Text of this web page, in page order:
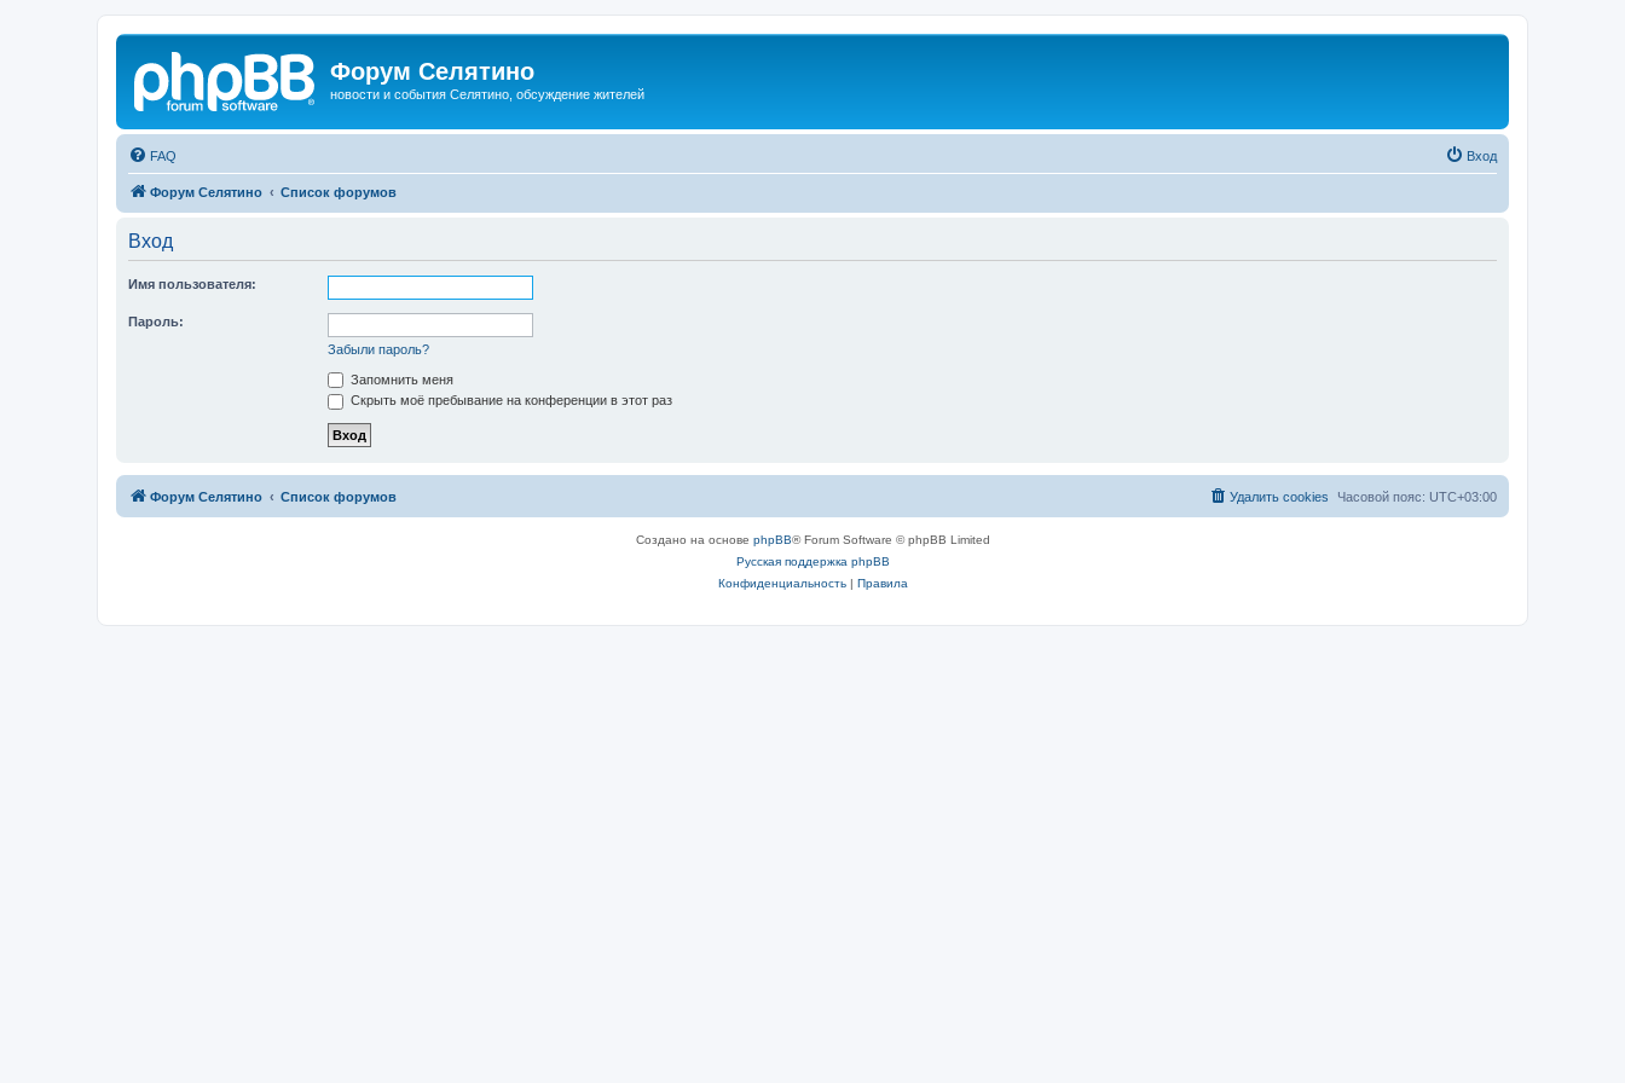
Форум Селятино
новости и события Селятино, обсуждение жителей
FAQ Вход
Форум Селятино Список форумов
Вход
Имя пользователя:
Пароль:
Забыли пароль?
Запомнить меня
Скрыть моё пребывание на конференции в этот раз
Форум Селятино Список форумов Часовой пояс: UTC+03:00
Удалить cookies
Создано на основе phpBB® Forum Software © phpBB Limited
Русская поддержка phpBB
Конфиденциальность| Правила